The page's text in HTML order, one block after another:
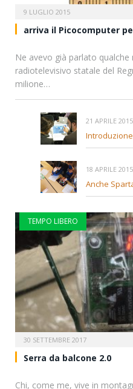
9 LUGLIO 2015
arriva il Picocomputer
Ne avevo già parlato qualche
radiotelevisivo statale del
milione…
21 APRILE 2015
18 APRILE 2015
Anche
TEMPO LIBERO
30 SETTEMBRE 2017
Serra da balcone 2.0
Chi, come me, vive in